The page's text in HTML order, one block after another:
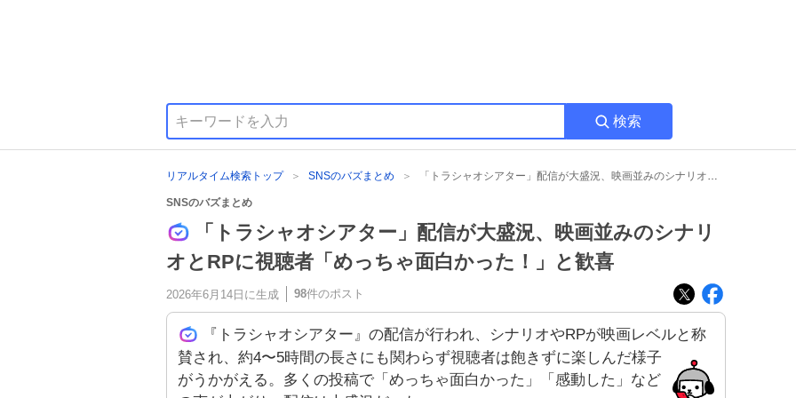
検索
リアルタイム検索トップ SNSのバズまとめ 「トラシャオシアター」配信が大盛況、映画並みのシナリオとRPに視聴者「めっちゃ面白かった！」と歓喜
SNSのバズまとめ
「トラシャオシアター」配信が大盛況、映画並みのシナリ
オとRPに視聴者「めっちゃ面白かった！」と歓喜
2026年6月14日 に生成 98件のポスト
『トラシャオシアター』の配信が行われ、シナリオやRPが映画レベルと称
賛され、約4〜5時間の長さにも関わらず視聴者は飽きずに楽しんだ様子
がうかがえる。多くの投稿で「めっちゃ面白かった」「感動した」など